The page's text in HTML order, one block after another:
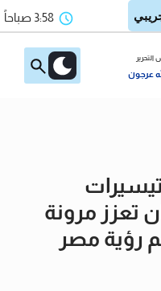
3:58 صباحاً
التحرير
عرجون
تعزز مرونة
رؤية مصر